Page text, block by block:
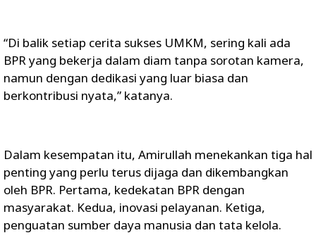
“Di balik setiap cerita sukses UMKM, sering kali ada
BPR yang bekerja dalam diam tanpa sorotan kamera,
namun dengan dedikasi yang luar biasa dan
berkontribusi nyata,” katanya.
Dalam kesempatan itu, Amirullah menekankan tiga hal
penting yang perlu terus dijaga dan dikembangkan
oleh BPR. Pertama, kedekatan BPR dengan
masyarakat. Kedua, inovasi pelayanan. Ketiga,
penguatan sumber daya manusia dan tata kelola.